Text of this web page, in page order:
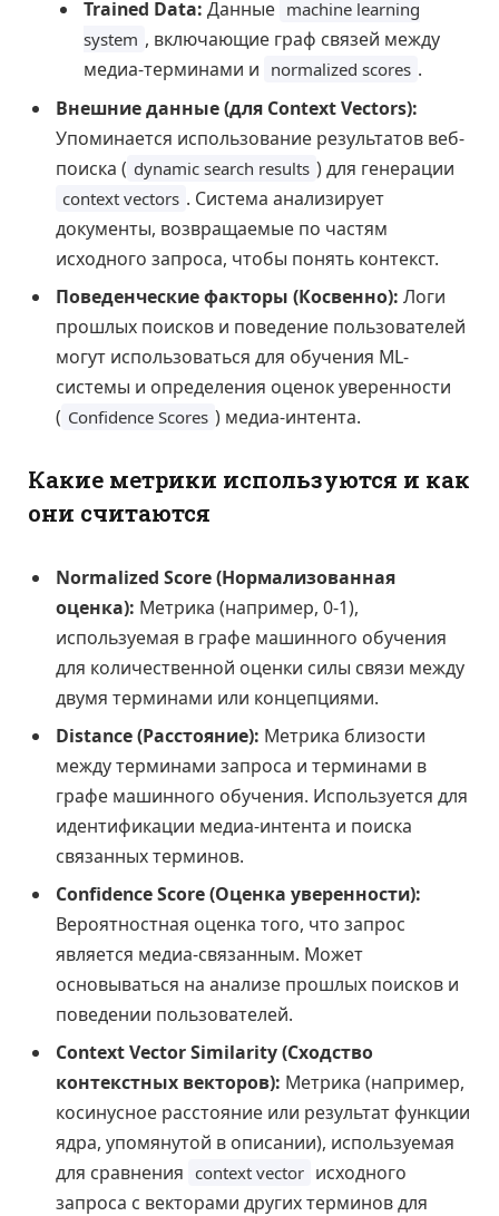
Trained Data: Данные machine learning
system , включающие граф связей между
медиа-терминами и normalized scores .
Внешние данные (для Context Vectors):
Упоминается использование результатов веб-
поиска ( dynamic search results ) для генерации
context vectors . Система анализирует
документы, возвращаемые по частям
исходного запроса, чтобы понять контекст.
Поведенческие факторы (Косвенно): Логи
прошлых поисков и поведение пользователей
могут использоваться для обучения ML-
системы и определения оценок уверенности
( Confidence Scores ) медиа-интента.
Какие метрики используются и как
они считаются
Normalized Score (Нормализованная
оценка): Метрика (например, 0-1),
используемая в графе машинного обучения
для количественной оценки силы связи между
двумя терминами или концепциями.
Distance (Расстояние): Метрика близости
между терминами запроса и терминами в
графе машинного обучения. Используется для
идентификации медиа-интента и поиска
связанных терминов.
Confidence Score (Оценка уверенности):
Вероятностная оценка того, что запрос
является медиа-связанным. Может
основываться на анализе прошлых поисков и
поведении пользователей.
Context Vector Similarity (Сходство
контекстных векторов): Метрика (например,
косинусное расстояние или результат функции
ядра, упомянутой в описании), используемая
для сравнения context vector исходного
запроса с векторами других терминов для